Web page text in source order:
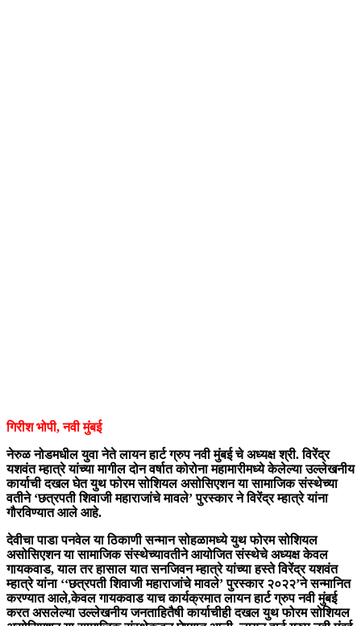
गिरीश भोपी, नवी मुंबई
नेरुळ नोडमधील युवा नेते लायन हार्ट ग्रुप नवी मुंबई चे अध्यक्ष श्री. विरेंद्र
यशवंत म्हात्रे यांच्या मागील दोन वर्षात कोरोना महामारीमध्ये केलेल्या उल्लेखनीय
कार्याची दखल घेत युथ फोरम सोशियल असोसिएशन या सामाजिक संस्थेच्या
वतीने ‘छत्रपती शिवाजी महाराजांचे मावले’ पुरस्कार ने विरेंद्र म्हात्रे यांना
गौरविण्यात आले आहे.
देवीचा पाडा पनवेल या ठिकाणी सन्मान सोहळामध्ये युथ फोरम सोशियल
असोसिएशन या सामाजिक संस्थेच्यावतीने आयोजित संस्थेचे अध्यक्ष केवल
गायकवाड, याल तर हासाल यात सनजिवन म्हात्रे यांच्या हस्ते विरेंद्र यशवंत
म्हात्रे यांना ‘‘छत्रपती शिवाजी महाराजांचे मावले’ पुरस्कार २०२२’ने सन्मानित
करण्यात आले,केवल गायकवाड याच कार्यक्रमात लायन हार्ट ग्रुप नवी मुंबई
करत असलेल्या उल्लेखनीय जनताहितैषी कार्याचीही दखल युथ फोरम सोशियल